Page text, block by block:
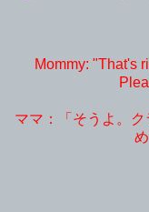
Mommy: "That's
ママ：「そうよ。